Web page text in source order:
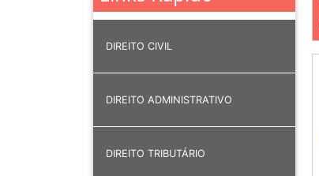
DIREITO CIVIL
DIREITO ADMINISTRATIVO
DIREITO TRIBUTÁRIO